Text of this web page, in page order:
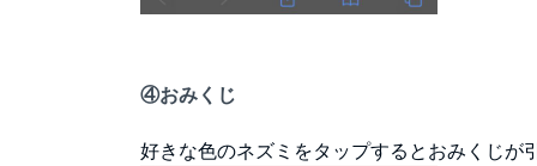
④おみくじ
好きな色のネズミをタップするとおみくじが